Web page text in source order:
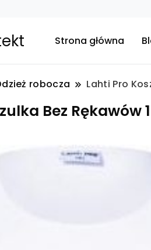
Strona główna
robocza Lahti Pro
Bez Rękawów